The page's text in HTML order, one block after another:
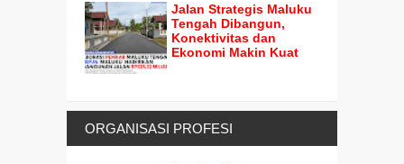
Jalan Strategis Maluku
Tengah Dibangun,
Konektivitas dan
Ekonomi Makin Kuat
ORGANISASI PROFESI